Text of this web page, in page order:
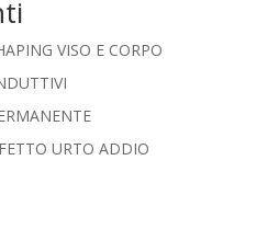
VISO E CORPO
URTO ADDIO